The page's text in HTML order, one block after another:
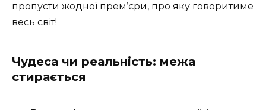
пропусти жодної прем’єри, про яку говоритиме
весь світ!
Чудеса чи реальність: межа
стирається